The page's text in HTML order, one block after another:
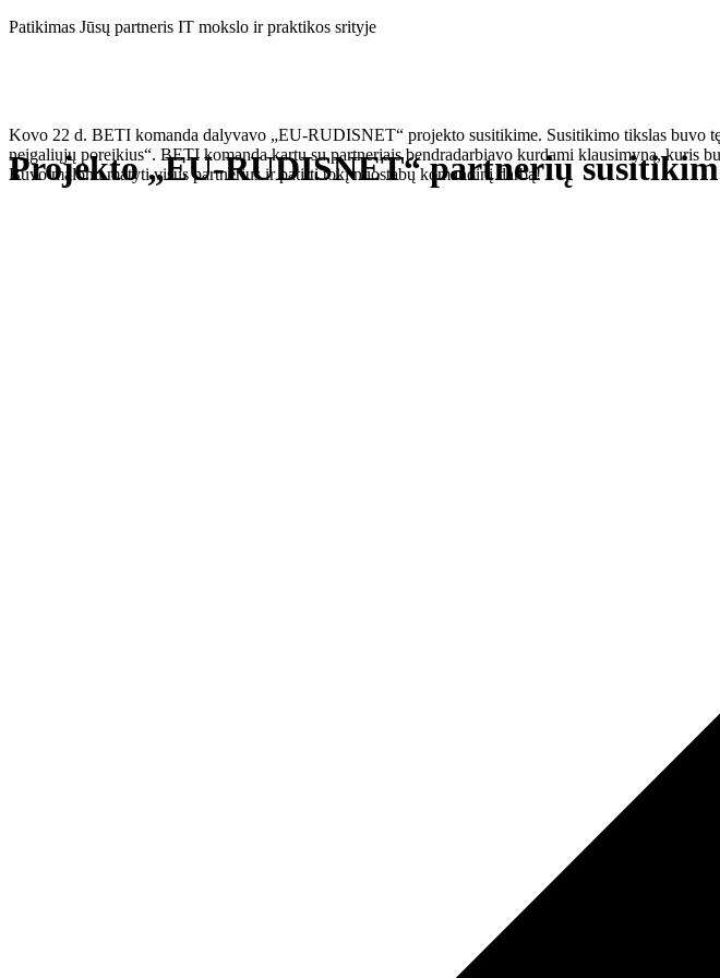
Eiti
Patikimas Jūsų partneris IT mokslo ir praktikos srityje
Projekto „EU-RUDISNET“ partnerių
Kovo 22 d. BETI komanda dalyvavo „EU-RUDISNET“ projekto susitikime. Susitikimo tikslas buvo
neįgaliųjų poreikius“. BETI komanda kartu su partneriais bendradarbiavo kurdami klausimyną, kuris
Buvo malonu matyti visus partnerius ir patirti tokį nuostabų komandinį darbą!